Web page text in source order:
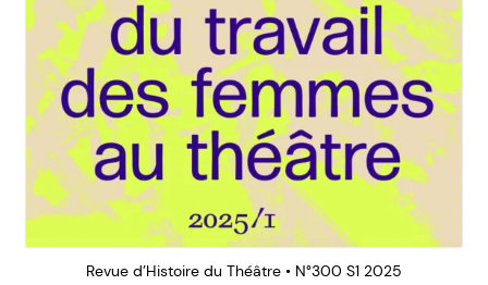
Revue d’Histoire du Théâtre • N°300 S1 2025